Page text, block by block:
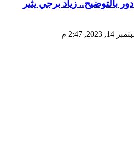
بالتوضيح.. زياد برجي يثير
14, 2023, 2:47 م